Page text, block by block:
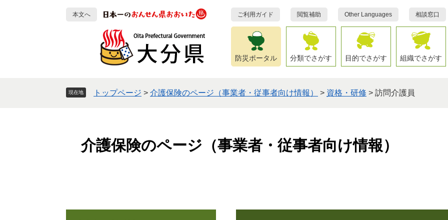
本文へ ご利用ガイド 閲覧補助 Other Languages 相談窓口
防災ポータル 分類でさがす 目的でさがす 組織でさがす
現在地 トップページ > 介護保険のページ（事業者・従事者向け情報） > 資格・研修 > 訪問介護員
介護保険のページ（事業者・従事者向け情報）